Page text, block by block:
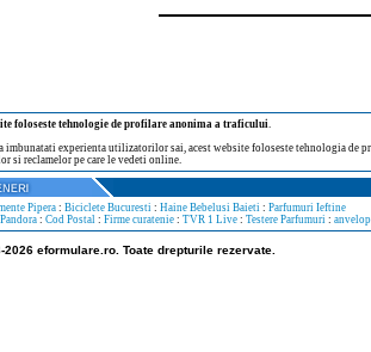
foloseste tehnologie de profilare anonima a traficului.
imbunatati experienta utilizatorilor sai, acest website foloseste tehnologia de
si reclamelor pe care le vedeti online.
Pipera : Biciclete Bucuresti : Haine Bebelusi Baieti : Parfumuri Ieftine
: Cod Postal : Firme curatenie : TVR 1 Live : Testere Parfumuri :
2026 eformulare.ro. Toate drepturile rezervate.